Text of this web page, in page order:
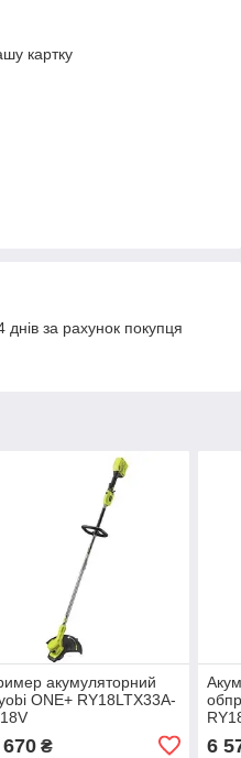
картку
за рахунок покупця
акумуляторний
ONE+ RY18LTX33A-
₴ 6